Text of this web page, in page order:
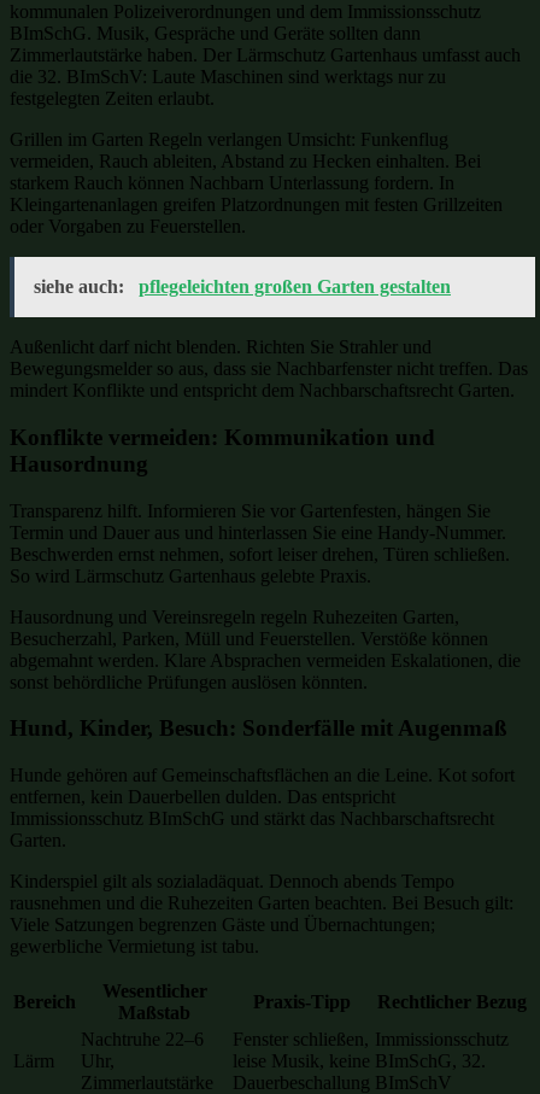
kommunalen Polizeiverordnungen und dem Immissionsschutz
BImSchG. Musik, Gespräche und Geräte sollten dann
Zimmerlautstärke haben. Der Lärmschutz Gartenhaus umfasst auch
die 32. BImSchV: Laute Maschinen sind werktags nur zu
festgelegten Zeiten erlaubt.
Grillen im Garten Regeln verlangen Umsicht: Funkenflug
vermeiden, Rauch ableiten, Abstand zu Hecken einhalten. Bei
starkem Rauch können Nachbarn Unterlassung fordern. In
Kleingartenanlagen greifen Platzordnungen mit festen Grillzeiten
oder Vorgaben zu Feuerstellen.
siehe auch: pflegeleichten großen Garten gestalten
Außenlicht darf nicht blenden. Richten Sie Strahler und
Bewegungsmelder so aus, dass sie Nachbarfenster nicht treffen. Das
mindert Konflikte und entspricht dem Nachbarschaftsrecht Garten.
Konflikte vermeiden: Kommunikation und
Hausordnung
Transparenz hilft. Informieren Sie vor Gartenfesten, hängen Sie
Termin und Dauer aus und hinterlassen Sie eine Handy-Nummer.
Beschwerden ernst nehmen, sofort leiser drehen, Türen schließen.
So wird Lärmschutz Gartenhaus gelebte Praxis.
Hausordnung und Vereinsregeln regeln Ruhezeiten Garten,
Besucherzahl, Parken, Müll und Feuerstellen. Verstöße können
abgemahnt werden. Klare Absprachen vermeiden Eskalationen, die
sonst behördliche Prüfungen auslösen könnten.
Hund, Kinder, Besuch: Sonderfälle mit Augenmaß
Hunde gehören auf Gemeinschaftsflächen an die Leine. Kot sofort
entfernen, kein Dauerbellen dulden. Das entspricht
Immissionsschutz BImSchG und stärkt das Nachbarschaftsrecht
Garten.
Kinderspiel gilt als sozialadäquat. Dennoch abends Tempo
rausnehmen und die Ruhezeiten Garten beachten. Bei Besuch gilt:
Viele Satzungen begrenzen Gäste und Übernachtungen;
gewerbliche Vermietung ist tabu.
Bereich
Wesentlicher
Maßstab
Praxis-Tipp Rechtlicher Bezug
Lärm
Nachtruhe 22–6
Uhr,
Zimmerlautstärke
Fenster schließen,
leise Musik, keine
Dauerbeschallung
Immissionsschutz
BImSchG, 32.
BImSchV